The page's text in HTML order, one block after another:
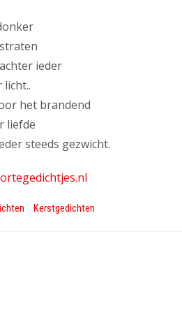
ieder
licht..
het brandend
liefde
steeds gezwicht.
Kerstgedichten